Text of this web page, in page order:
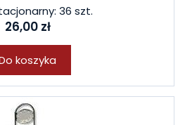
36 szt.
26,00 zł
koszyka